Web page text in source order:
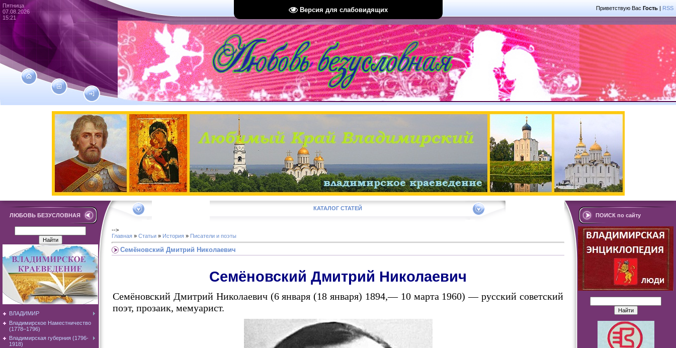
Версия для слабовидящих
Пятница
07.08.2026
15:21
Приветствую Вас Гость | RSS
ЛЮБОВЬ БЕЗУСЛОВНАЯ
ВЛАДИМИР
Владимирское Наместничество
(1778–1796)
Владимирская губерния (1796-
1918)
КАТАЛОГ СТАТЕЙ
-->
Главная » Статьи » История » Писатели и поэты
Семёновский Дмитрий Николаевич
Семёновский Дмитрий Николаевич
Семёновский Дмитрий Николаевич (6 января (18 января) 1894,— 10 марта 1960) — русский советский
поэт, прозаик, мемуарист.
ПОИСК по сайту